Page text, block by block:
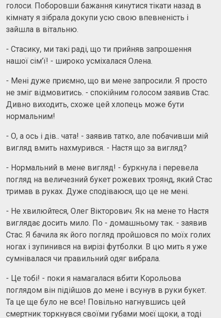
голоси. Поборовши бажання кинутися тікати назад в
кімнату я зібрала докупи усю свою впевненість і
зайшла в вітальню.
- Стасику, ми такі раді, що ти прийняв запрошення
нашої сім’ї! - широко усміхалася Олена.
- Мені дуже приємно, що ви мене запросили. Я просто
не зміг відмовитись. - спокійним голосом заявив Стас.
Дивно виходить, схоже цей хлопець може бути
нормальним!
- О, а ось і дів.. чата! - заявив татко, але побачивши мій
вигляд вмить нахмурився. - Настя що за вигляд?
- Нормальний в мене вигляд! - буркнула і перевела
погляд на величезний букет рожевих троянд, який Стас
тримав в руках. Дуже сподіваюся, що це не мені.
- Не хвилюйтеся, Олег Вікторович. Як на мене то Настя
виглядає досить мило. По - домашньому так. - заявив
Стас. Я бачила як його погляд пройшовся по моїх голих
ногах і зупинився на вирізі футболки. В цю мить я уже
сумнівалася чи правильний одяг вибрала.
- Це тобі! - поки я намагалася вбити Корольова
поглядом він підійшов до мене і всунув в руки букет.
Та це ще було не все! Повільно нагнувшись цей
смертник торкнувся своїми губами моєї щоки, а тоді